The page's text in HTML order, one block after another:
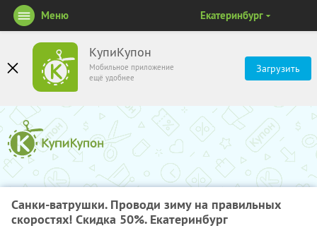
КупиКупон
Мобильное приложение
ещё удобнее
Загрузить
Меню Екатеринбург
Санки-ватрушки. Проводи зиму на правильных
скоростях! Скидка 50%. Екатеринбург